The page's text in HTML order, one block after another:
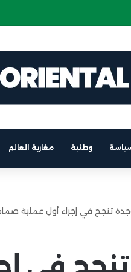
بين برشلونة والناظور
وطنية مغاربة العالم
تنجح في إجراء أول عملية
في